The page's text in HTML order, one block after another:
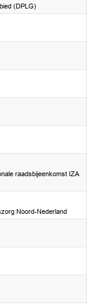
(DPLG)
raadsbijeenkomst IZA
Noord-Nederland